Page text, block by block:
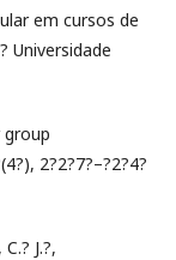
em cursos de
Universidade
group
2?2?7?–?2?4?
J.?,